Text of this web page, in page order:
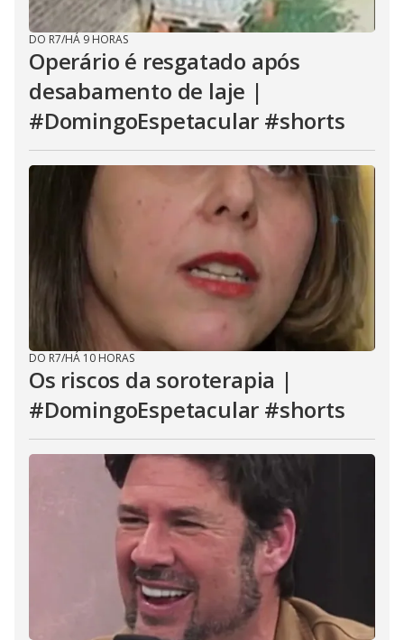
DO R7/HÁ 9 HORAS
Operário é resgatado após
desabamento de laje |
#DomingoEspetacular #shorts
DO R7/HÁ 10 HORAS
Os riscos da soroterapia |
#DomingoEspetacular #shorts